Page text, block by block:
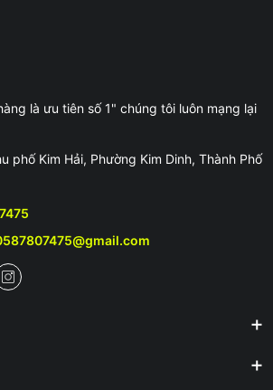
điểm vượt trội của cảm biến
nhanh nhạy, chính xác
cảm biến quang điện hoạt động dựa
đầu của các đám cháy âm ỉ, kích hoạt
dùng hành động sớm, ngăn chặn nguy
là ưu tiên số 1" chúng tôi luôn mạng lại
phố Kim Hải, Phường Kim Dinh, Thành Phố